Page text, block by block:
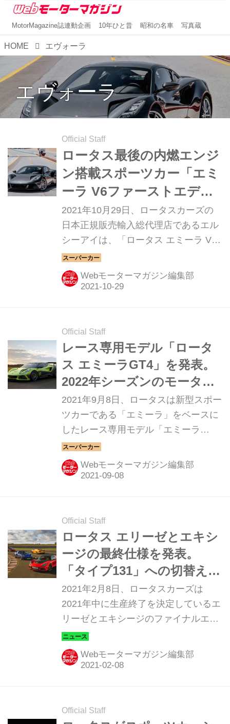
MotorMagazine誌連動企画 10年ひと昔 昭和の名車 写真蔵
HOME エヴォーラ
エヴォーラ
Official Staff
ロータス最後の内燃エンジ
ン搭載スポーツカー「エミ
ーラ V6ファーストエディ
ション」日本で受注開始
2021年10月29日、ロータスカーズの
⽇本正規販売輸⼊総代理店であるエル
シーアイは、「ロータス エミーラ V6
ファーストエディション」の受注を開
始する。生産開始は2022年春以降の予
定だ。
Webモーターマガジン編集部
Official Staff
レース専用モデル「ロータ
ス エミーラGT4」を発表。
2022年シーズンのモーター
スポーツに投入
2021年9月8日、ロータスは新型スポー
ツカーである「エミーラ」をベースに
したレース専用モデル「エミーラ
GT4」を発表した。
Webモーターマガジン編集部
Official Staff
ロータス エリーゼとエキシ
ージの最終仕様を発表。
「タイプ131」への切替え前
の高性能モデル
2021年2月8日、ロータスカーズは
2021年中に生産終了を決定しているエ
リーゼとエキシージのファイナルエデ
ィションを発売すると発表した。
Webモーターマガジン編集部
Official Staff